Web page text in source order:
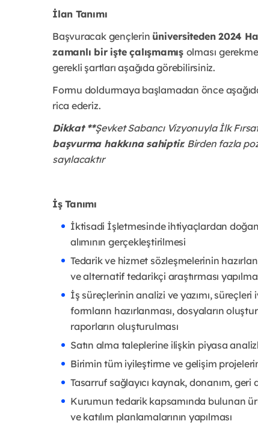
İlan Tanımı
Başvuracak gençlerin üniversiteden 2024
zamanlı bir işte çalışmamış olması
gerekli şartları aşağıda görebilirsiniz.
Formu doldurmaya başlamadan önce
rica ederiz.
Dikkat **Şevket Sabancı Vizyonuyla İlk
başvurma hakkına sahiptir. Birden fazla
sayılacaktır
İş Tanımı
İktisadi İşletmesinde ihtiyaçlardan doğan
alımının gerçekleştirilmesi
Tedarik ve hizmet sözleşmelerinin
ve alternatif tedarikçi araştırması
İş süreçlerinin analizi ve yazımı, süreçleri
formların hazırlanması, dosyaların
raporların oluşturulması
Satın alma taleplerine ilişkin piyasa
Birimin tüm iyileştirme ve gelişim
Tasarruf sağlayıcı kaynak, donanım,
Kurumun tedarik kapsamında bulunan
ve katılım planlamalarının yapılması